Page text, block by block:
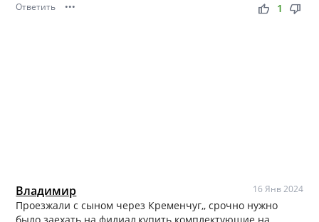
Ответить ••• thumb_up thumb_down
1
Владимир 16 Янв 2024
Проезжали с сыном через Кременчуг,, срочно нужно